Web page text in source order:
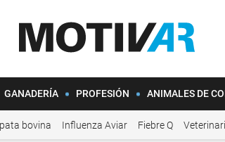
GANADERÍA PROFESIÓN ANIMALES DE
bovina Influenza Aviar Fiebre Q